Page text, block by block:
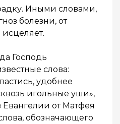
Иными словами,
болезни, от
исцеляет.
Господь
слова:
удобнее
игольные уши»,
Евангелии от Матфея
обозначающего